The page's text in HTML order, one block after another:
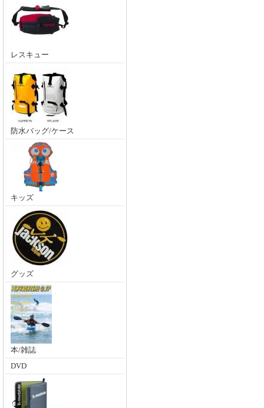
レスキュー
防水バッグ/ケース
キッズ
グッズ
本/雑誌
DVD